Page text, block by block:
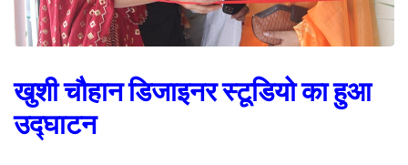
खुशी चौहान डिजाइनर स्टूडियो का हुआ
उद्घाटन